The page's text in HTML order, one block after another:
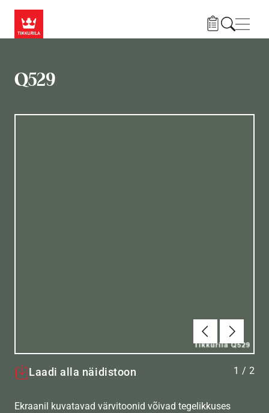
Q529
Eelmine
Laadi alla näidistoon 1 / 2
Ekraanil kuvatavad värvitoonid võivad tegelikkuses